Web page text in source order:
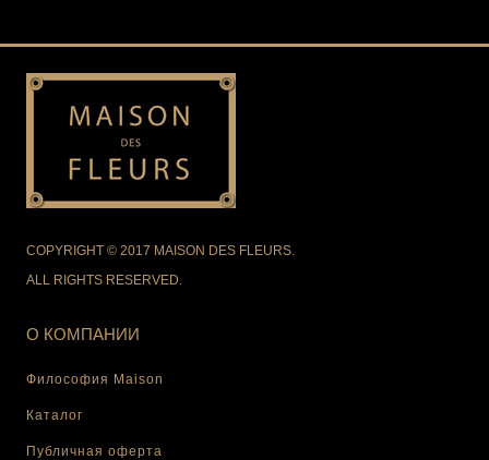
COPYRIGHT © 2017 MAISON DES FLEURS.
ALL RIGHTS RESERVED.
О КОМПАНИИ
Философия Maison
Каталог
Публичная оферта